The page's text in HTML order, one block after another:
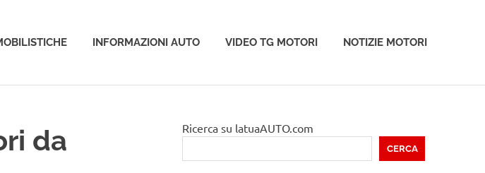
INFORMAZIONI AUTO VIDEO TG MOTORI NOTIZIE MOTORI
da
Ricerca su latuaAUTO.com
CERCA